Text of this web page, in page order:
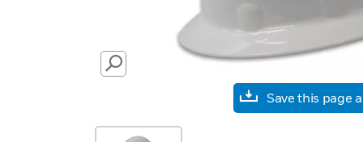
SEARCH
Save this page